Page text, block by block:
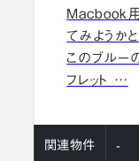
Macbook
てみようか
このブルー
フレット …
関連物件 -